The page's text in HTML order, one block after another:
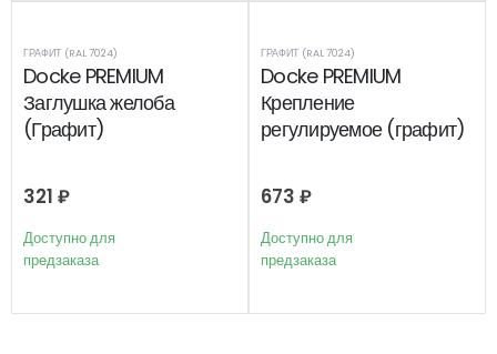
ГРАФИТ (RAL 7024)
Docke PREMIUM
Заглушка желоба
(Графит)
321 ₽
Доступно для
предзаказа
ГРАФИТ (RAL 7024)
Docke PREMIUM
Крепление
регулируемое (графит)
673 ₽
Доступно для
предзаказа